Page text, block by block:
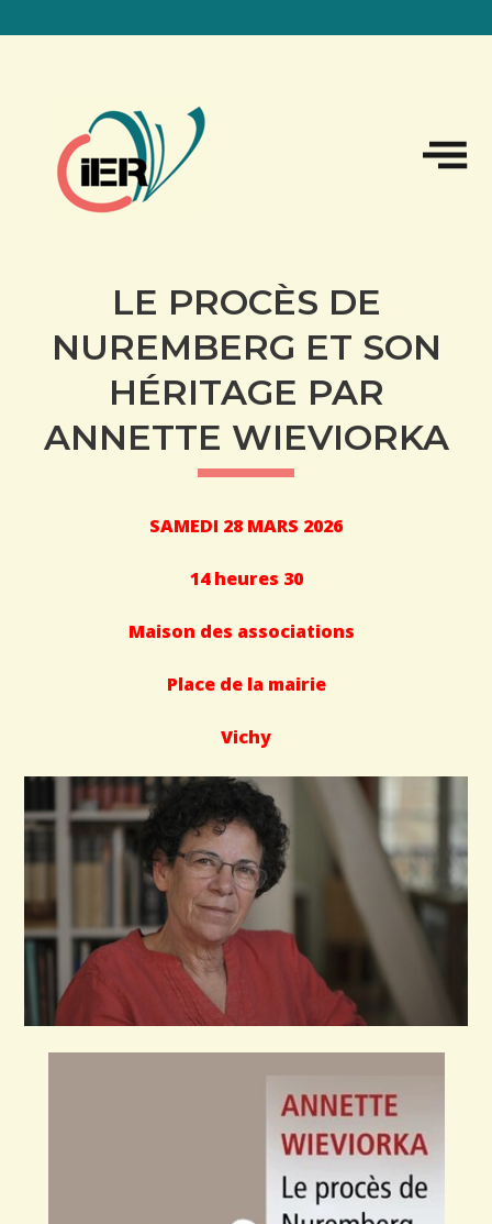
to
LE PROCÈS DE
NUREMBERG ET SON
HÉRITAGE PAR
ANNETTE WIEVIORKA
SAMEDI 28 MARS 2026
14 heures 30
Maison des associations
Place de la mairie
Vichy